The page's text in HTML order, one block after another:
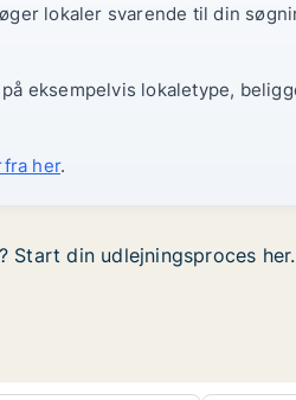
lokaler svarende til din
eksempelvis lokaletype,
her.
din udlejningsproces